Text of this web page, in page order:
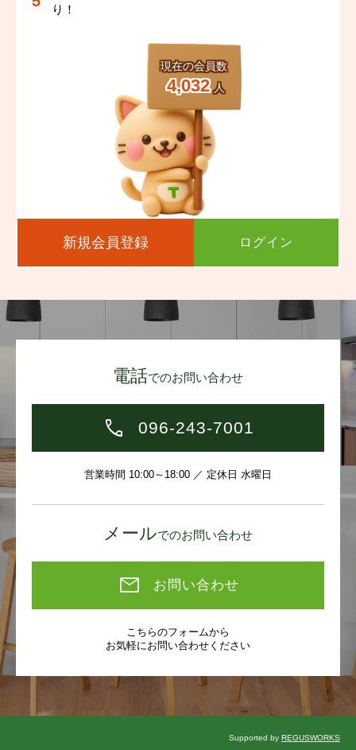
現在の会員数
4,032 人
り！
新規会員登録 ログイン
電話でのお問い合わせ
096-243-7001
営業時間 10:00～18:00 ／ 定休日 水曜日
メールでのお問い合わせ
お問い合わせ
こちらのフォームから
お気軽にお問い合わせください
Supported by REGUSWORKS